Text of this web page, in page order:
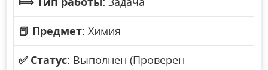
📕 Предмет: Химия
✅ Статус: Выполнен (Проверен